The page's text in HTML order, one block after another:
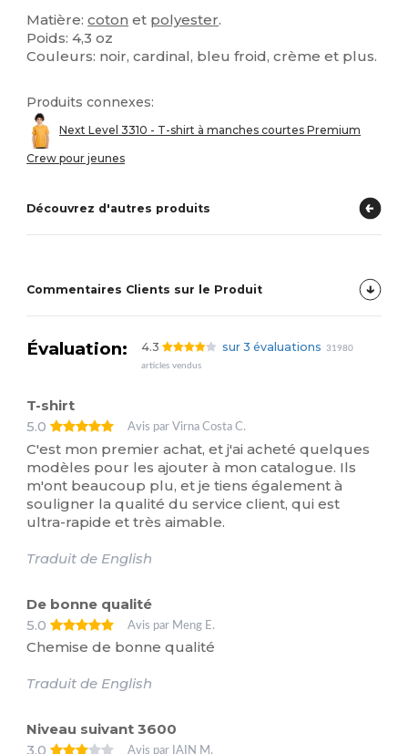
Matière:coton et polyester.
Poids: 4,3 oz
Couleurs: noir, cardinal, bleu froid, crème et plus.
Produits connexes:
Next Level 3310 - T-shirt à manches courtes Premium
Crew pour jeunes
Découvrez d'autres produits
Commentaires Clients sur le Produit
Évaluation: 4.3 sur 3 évaluations
31980
articles vendus
T-shirt
5.0
Avis par Virna Costa C.
C'est mon premier achat, et j'ai acheté quelques
modèles pour les ajouter à mon catalogue. Ils
m'ont beaucoup plu, et je tiens également à
souligner la qualité du service client, qui est
ultra-rapide et très aimable.
Traduit de English
De bonne qualité
5.0
Avis par Meng E.
Chemise de bonne qualité
Traduit de English
Niveau suivant 3600
3.0
Avis par IAIN M.